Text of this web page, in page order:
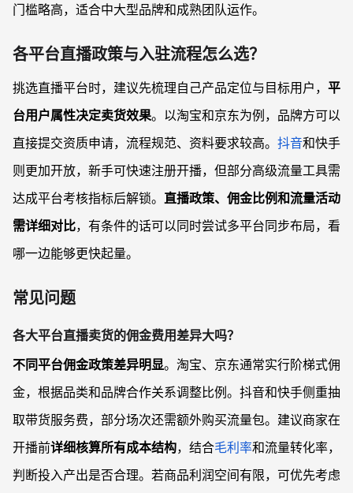
门槛略高，适合中大型品牌和成熟团队运作。
各平台直播政策与入驻流程怎么选？
挑选直播平台时，建议先梳理自己产品定位与目标用户， 平
台用户属性决定卖货效果。以淘宝和京东为例，品牌方可以
直接提交资质申请，流程规范、资料要求较高。 抖音和快手
则更加开放，新手可快速注册开播，但部分高级流量工具需
达成平台考核指标后解锁。 直播政策、佣金比例和流量活动
需详细对比，有条件的话可以同时尝试多平台同步布局，看
哪一边能够更快起量。
常见问题
各大平台直播卖货的佣金费用差异大吗？
不同平台佣金政策差异明显。淘宝、京东通常实行阶梯式佣
金，根据品类和品牌合作关系调整比例。抖音和快手侧重抽
取带货服务费，部分场次还需额外购买流量包。建议商家在
开播前详细核算所有成本结构，结合毛利率和流量转化率，
判断投入产出是否合理。若商品利润空间有限，可优先考虑